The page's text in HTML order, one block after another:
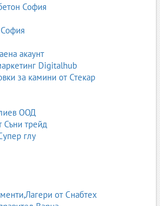
София
акаунт
Digitalhub
за камини от Стекар
ООД
Съни трейд
глу
от Снабтех